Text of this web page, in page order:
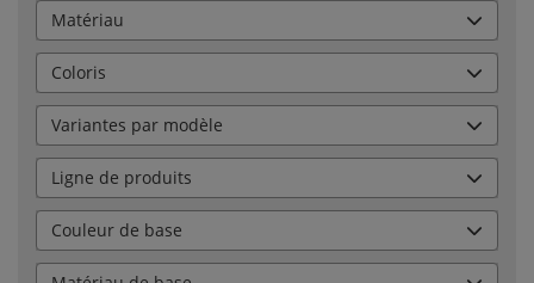
Matériau
Coloris
Variantes par modèle
Ligne de produits
Couleur de base